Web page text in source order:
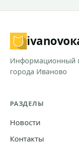
ivanovo
Информационный
города Иваново
РАЗДЕЛЫ
Новости
Контакты